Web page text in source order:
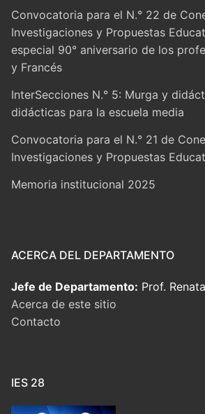
Convocatoria para el N.° 22 de
Investigaciones y Propuestas
especial 90° aniversario de los
y Francés
InterSecciones N.° 5: Murga y
didácticas para la escuela media
Convocatoria para el N.° 21 de
Investigaciones y Propuestas
Memoria institucional 2025
ACERCA DEL DEPARTAMENTO
Jefe de Departamento: Prof.
Acerca de este sitio
Contacto
IES 28